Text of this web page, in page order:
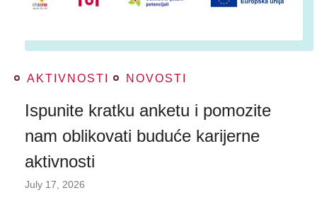
AKTIVNOSTI NOVOSTI
Ispunite kratku anketu i pomozite
nam oblikovati buduće karijerne
aktivnosti
July 17, 2026